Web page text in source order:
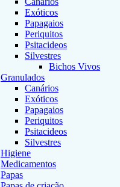
Exóticos
Papagaios
Periquitos
Psitacideos
Silvestres
Bichos Vivos
Granulados
Canários
Exóticos
Papagaios
Periquitos
Psitacideos
Silvestres
Higiene
Medicamentos
Papas